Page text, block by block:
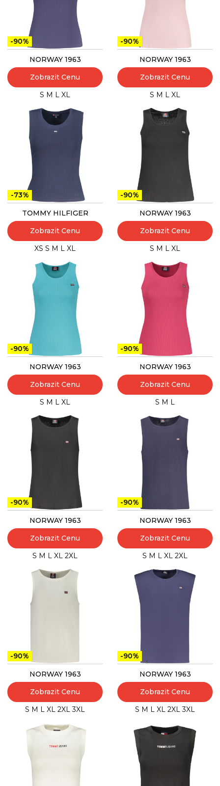
-90%
NORWAY 1963
Zobrazit Cenu
S M L XL
-90%
NORWAY 1963
Zobrazit Cenu
S M L XL
-73%
TOMMY HILFIGER
Zobrazit Cenu
XS S M L XL
-90%
NORWAY 1963
Zobrazit Cenu
S M L XL
-90%
NORWAY 1963
Zobrazit Cenu
S M L XL
-90%
NORWAY 1963
Zobrazit Cenu
S M L
-90%
NORWAY 1963
Zobrazit Cenu
S M L XL 2XL
-90%
NORWAY 1963
Zobrazit Cenu
S M L XL 2XL
-90%
NORWAY 1963
Zobrazit Cenu
S M L XL 2XL 3XL
-90%
NORWAY 1963
Zobrazit Cenu
S M L XL 2XL 3XL